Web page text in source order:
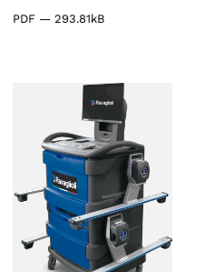
PDF — 293.81kB